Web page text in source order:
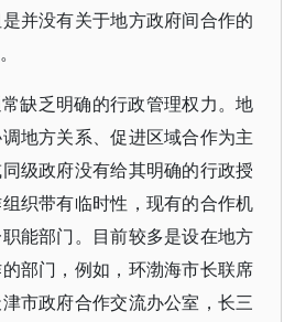
并没有关于地方政府间合作的
缺乏明确的行政管理权力。地
地方关系、促进区域合作为主
级政府没有给其明确的行政授
织带有临时性，现有的合作机
能部门。目前较多是设在地方
部门，例如，环渤海市长联席
市政府合作交流办公室，长三